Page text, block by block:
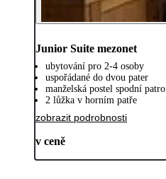
Junior Suite mezonet
ubytování pro 2-4 osoby
uspořádané do dvou pater
manželská postel spodní patro
2 lůžka v horním patře
zobrazit podrobnosti
v ceně